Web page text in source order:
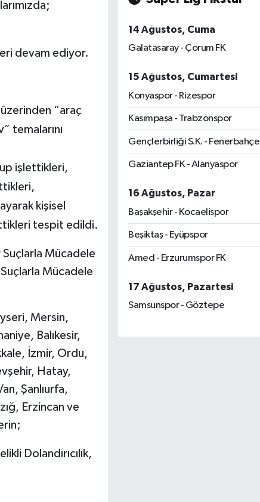
devam ediyor.
“araç
temalarını
işlettikleri,
kişisel
tespit edildi.
Suçlarla Mücadele
Mücadele
Mersin,
Balıkesir,
İzmir, Ordu,
Hatay,
Şanlıurfa,
Erzincan ve
Dolandırıcılık,
14 Ağustos, Cuma
Galatasaray - Çorum FK
15 Ağustos, Cumartesi
Konyaspor - Rizespor
Kasımpaşa - Trabzonspor
Gençlerbirliği S.K. - Fenerbahçe
Gaziantep FK - Alanyaspor
16 Ağustos, Pazar
Başakşehir - Kocaelispor
Beşiktaş - Eyüpspor
Amed - Erzurumspor FK
17 Ağustos, Pazartesi
Samsunspor - Göztepe